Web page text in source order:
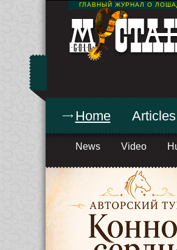
ГЛАВНЫЙ ЖУРНАЛ О
Home
News Video
Articles